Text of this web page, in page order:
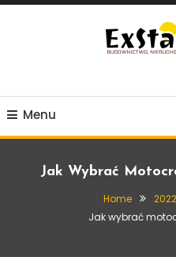
Skip
Menu
Jak Wybrać
Home 2022
Jak wybrać